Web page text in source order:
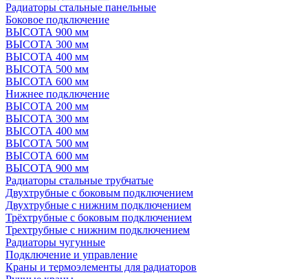
Радиаторы стальные панельные
Боковое подключение
ВЫСОТА 900 мм
ВЫСОТА 300 мм
ВЫСОТА 400 мм
ВЫСОТА 500 мм
ВЫСОТА 600 мм
Нижнее подключение
ВЫСОТА 200 мм
ВЫСОТА 300 мм
ВЫСОТА 400 мм
ВЫСОТА 500 мм
ВЫСОТА 600 мм
ВЫСОТА 900 мм
Радиаторы стальные трубчатые
Двухтрубные с боковым подключением
Двухтрубные с нижним подключением
Трёхтрубные с боковым подключением
Трехтрубные с нижним подключением
Радиаторы чугунные
Подключение и управление
Краны и термоэлементы для радиаторов